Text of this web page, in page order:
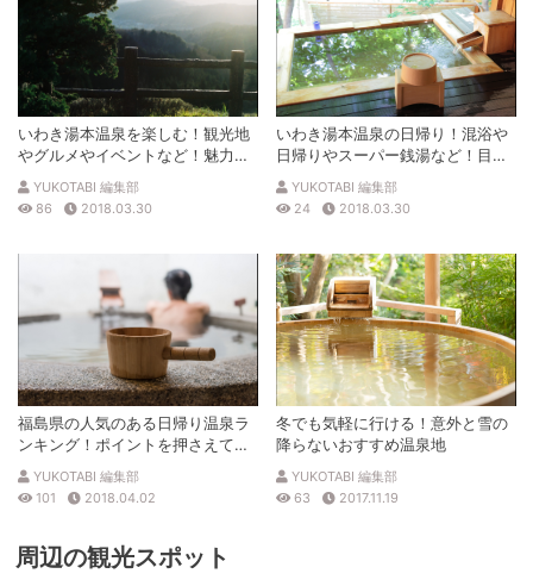
いわき湯本温泉を楽しむ！観光地
やグルメやイベントなど！魅力的
な情報満載！
YUKOTABI 編集部
86
2018.03.30
いわき湯本温泉の日帰り！混浴や
日帰りやスーパー銭湯など！目的
に合わせた温泉の利用を楽しも
う！
YUKOTABI 編集部
24
2018.03.30
福島県の人気のある日帰り温泉ラ
ンキング！ポイントを押さえて魅
力を紹介！
YUKOTABI 編集部
101
2018.04.02
冬でも気軽に行ける！意外と雪の
降らないおすすめ温泉地
YUKOTABI 編集部
63
2017.11.19
周辺の観光スポット